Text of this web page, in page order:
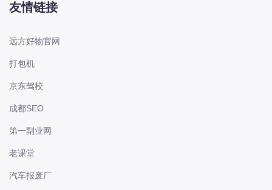
比亚迪商用车
比速
创维
昌河
长安
友情链接
远方好物官网
打包机
京东驾校
成都SEO
第一副业网
老课堂
汽车报废厂